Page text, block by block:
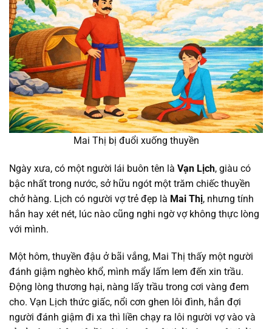
Mai Thị bị đuổi xuống thuyền
Ngày xưa, có một người lái buôn tên là Vạn Lịch, giàu có
bậc nhất trong nước, sở hữu ngót một trăm chiếc thuyền
chở hàng. Lịch có người vợ trẻ đẹp là Mai Thị, nhưng tính
hắn hay xét nét, lúc nào cũng nghi ngờ vợ không thực lòng
với mình.
Một hôm, thuyền đậu ở bãi vắng, Mai Thị thấy một người
đánh giậm nghèo khổ, mình mẩy lấm lem đến xin trầu.
Động lòng thương hại, nàng lấy trầu trong cơi vàng đem
cho. Vạn Lịch thức giấc, nổi cơn ghen lôi đình, hắn đợi
người đánh giậm đi xa thì liền chạy ra lôi người vợ vào và